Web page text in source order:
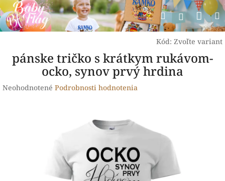
Prejsť
na
obsah
Hľadať
Kód: Zvoľte variant
pánske tričko s krátkym rukávom-
ocko, synov prvý hrdina
Priemerné
Neohodnotené Podrobnosti hodnotenia